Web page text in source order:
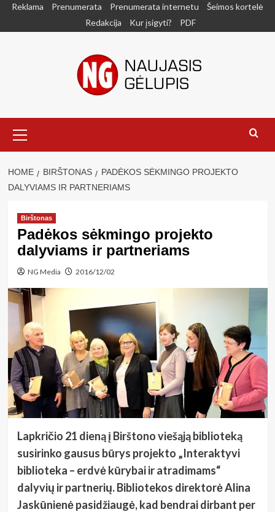
SkipReklama Prenumerata Prenumerata internetu
Šeimos kortelė
Redakcija
Kur įsigyti? PDF
Menu
HOME BIRŠTONAS
PADĖKOS SĖKMINGO PROJEKTO
DALYVIAMS IR PARTNERIAMS
Birštonas
Padėkos sėkmingo projekto
dalyviams ir partneriams
NG Media 2016/12/02
Lapkričio 21 dieną į Birštono viešąją biblioteką
susirinko gausus būrys projekto „Interaktyvi
biblioteka – erdvė kūrybai ir atradimams“
dalyvių ir partnerių. Bibliotekos direktorė Alina
Jaskūnienė pasidžiaugė, kad bendrai dirbant per